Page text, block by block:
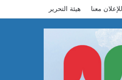
للإعلان معنا هيئة التحرير